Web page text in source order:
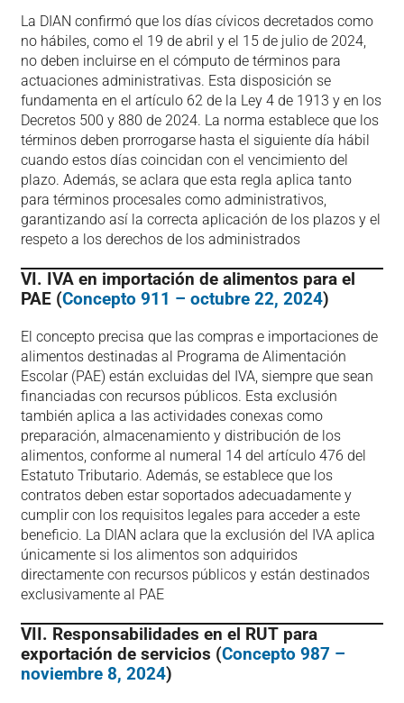
La DIAN confirmó que los días cívicos decretados como
no hábiles, como el 19 de abril y el 15 de julio de 2024,
no deben incluirse en el cómputo de términos para
actuaciones administrativas. Esta disposición se
fundamenta en el artículo 62 de la Ley 4 de 1913 y en los
Decretos 500 y 880 de 2024. La norma establece que los
términos deben prorrogarse hasta el siguiente día hábil
cuando estos días coincidan con el vencimiento del
plazo. Además, se aclara que esta regla aplica tanto
para términos procesales como administrativos,
garantizando así la correcta aplicación de los plazos y el
respeto a los derechos de los administrados​
VI. IVA en importación de alimentos para el
PAE (Concepto 911 – octubre 22, 2024)
El concepto precisa que las compras e importaciones de
alimentos destinadas al Programa de Alimentación
Escolar (PAE) están excluidas del IVA, siempre que sean
financiadas con recursos públicos. Esta exclusión
también aplica a las actividades conexas como
preparación, almacenamiento y distribución de los
alimentos, conforme al numeral 14 del artículo 476 del
Estatuto Tributario. Además, se establece que los
contratos deben estar soportados adecuadamente y
cumplir con los requisitos legales para acceder a este
beneficio. La DIAN aclara que la exclusión del IVA aplica
únicamente si los alimentos son adquiridos
directamente con recursos públicos y están destinados
exclusivamente al PAE​
VII. Responsabilidades en el RUT para
exportación de servicios (Concepto 987 –
noviembre 8, 2024)